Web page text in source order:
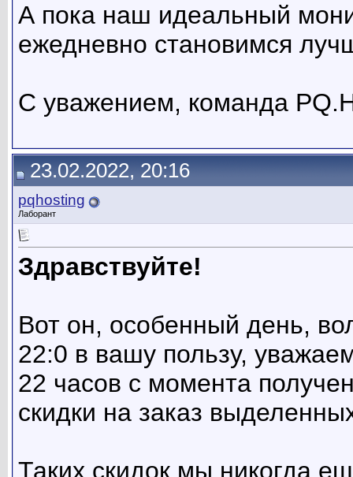
А пока наш идеальный
ежедневно становимся
С уважением, команда
23.02.2022, 20:16
pqhosting
Лаборант
Здравствуйте!
Вот он, особенный день,
22:0 в вашу пользу,
22 часов с момента
скидки на заказ
Таких скидок мы никогда